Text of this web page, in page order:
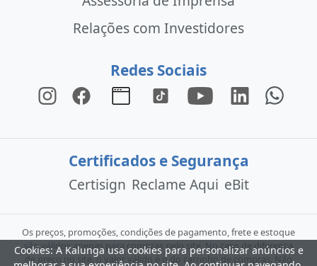
Relações com Investidores
Redes Sociais
Certificados e Segurança
Certisign Reclame Aqui eBit
Os preços, promoções, condições de pagamento, frete e estoque
são válidos apenas para compras pelo site. No caso de diferença
de preço no site, o valor válido é o do carrinho de compras. Não
Cookies: A Kalunga usa cookies para personalizar anúncios e